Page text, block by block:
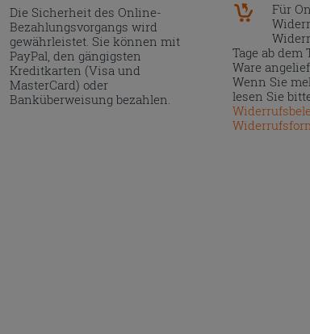
Die Sicherheit des Online-
Bezahlungsvorgangs wird
gewährleistet. Sie können mit
PayPal, den gängigsten
Kreditkarten (Visa und
MasterCard) oder
Banküberweisung bezahlen.
Für
Tage ab dem
Ware
Wenn Sie
lesen Sie